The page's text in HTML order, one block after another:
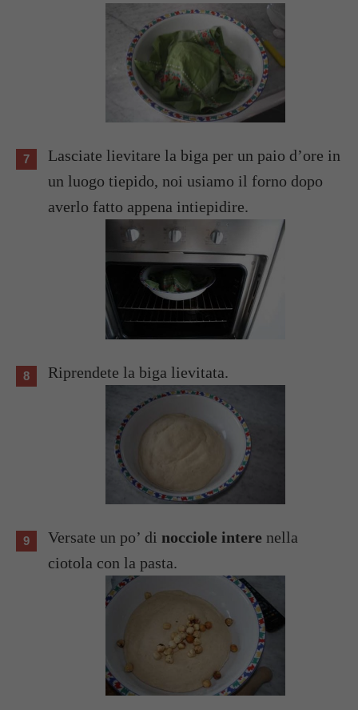
Lasciate lievitare la biga per un paio d’ore in
un luogo tiepido, noi usiamo il forno dopo
averlo fatto appena intiepidire.
Riprendete la biga lievitata.
Versate un po’ di nocciole intere nella
ciotola con la pasta.